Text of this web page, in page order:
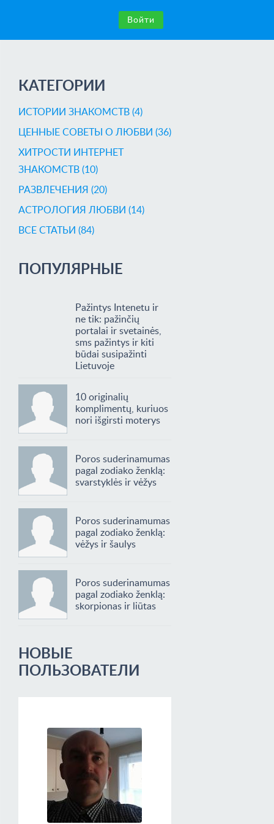
Войти
КАТЕГОРИИ
ИСТОРИИ ЗНАКОМСТВ (4)
ЦЕННЫЕ СОВЕТЫ О ЛЮБВИ (36)
ХИТРОСТИ ИНТЕРНЕТ
ЗНАКОМСТВ (10)
РАЗВЛЕЧЕНИЯ (20)
AСТРОЛОГИЯ ЛЮБВИ (14)
ВСЕ СТАТЬИ (84)
ПОПУЛЯРНЫЕ
Pažintys Intenetu ir
ne tik: pažinčių
portalai ir svetainės,
sms pažintys ir kiti
būdai susipažinti
Lietuvoje
10 originalių
komplimentų, kuriuos
nori išgirsti moterys
Poros suderinamumas
pagal zodiako ženklą:
svarstyklės ir vėžys
Poros suderinamumas
pagal zodiako ženklą:
vėžys ir šaulys
Poros suderinamumas
pagal zodiako ženklą:
skorpionas ir liūtas
НОВЫЕ
ПОЛЬЗОВАТЕЛИ